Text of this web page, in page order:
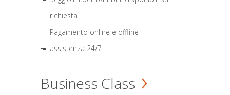
richiesta
Pagamento online e offline
assistenza 24/7
Business Class